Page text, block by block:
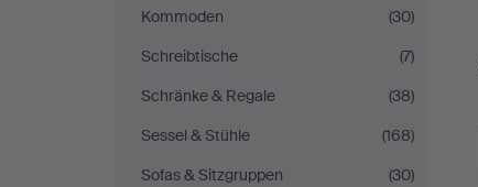
Kommoden
(30)
Schreibtische
(7)
Schränke & Regale
(38)
Sessel & Stühle
(168)
Sofas & Sitzgruppen
(30)